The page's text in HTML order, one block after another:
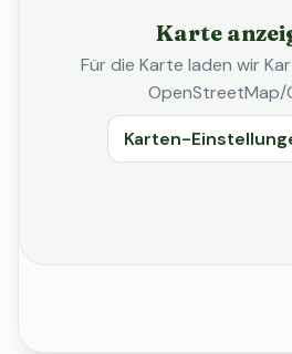
Karte
Für die Karte laden wir
OpenStreetMap/
Karten-